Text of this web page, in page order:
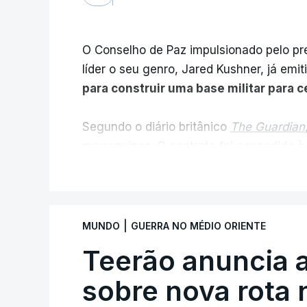
O Conselho de Paz impulsionado pelo
líder o seu genro, Jared Kushner, já
para construir uma base militar para
Segundo o diário britânico The Guardian
Com uma área muito reduzida,esta
fronteira com Israel. Permite, desta
ataque.
MUNDO GUERRA NO MÉDIO ORIENTE
Teerão anuncia
sobre nova rota